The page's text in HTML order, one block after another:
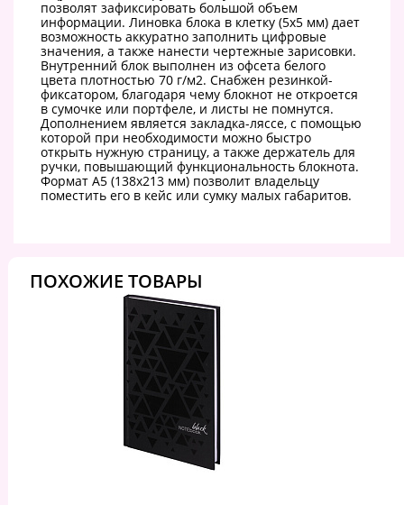
позволят зафиксировать большой объем
информации. Линовка блока в клетку (5х5 мм) дает
возможность аккуратно заполнить цифровые
значения, а также нанести чертежные зарисовки.
Внутренний блок выполнен из офсета белого
цвета плотностью 70 г/м2. Снабжен резинкой-
фиксатором, благодаря чему блокнот не откроется
в сумочке или портфеле, и листы не помнутся.
Дополнением является закладка-ляссе, с помощью
которой при необходимости можно быстро
открыть нужную страницу, а также держатель для
ручки, повышающий функциональность блокнота.
Формат А5 (138х213 мм) позволит владельцу
поместить его в кейс или сумку малых габаритов.
ПОХОЖИЕ ТОВАРЫ